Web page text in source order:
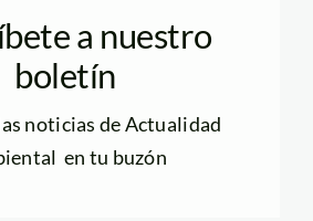
a nuestro
boletín
noticias de Actualidad
en tu buzón